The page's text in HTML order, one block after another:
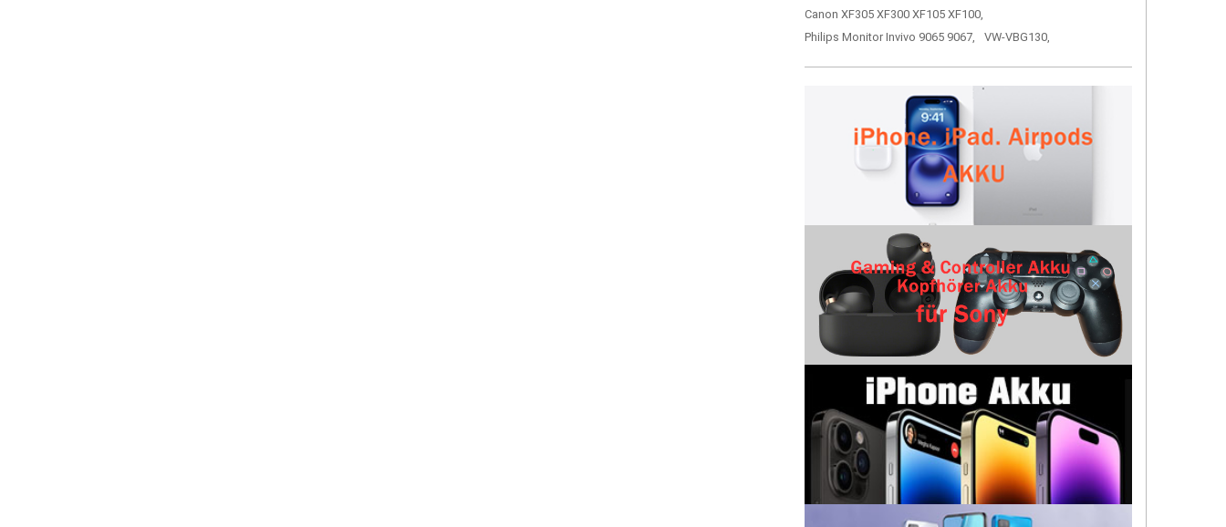
Canon XF305 XF300 XF105 XF100,
Philips Monitor Invivo 9065 9067,
VW-VBG130,